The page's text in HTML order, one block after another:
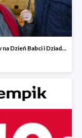
Prezenty na Dzień Babci i Dziadka w Empiku do -30%